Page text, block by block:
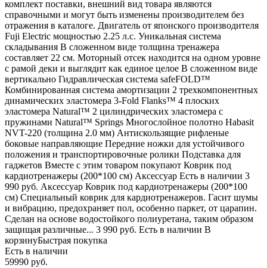
комплект поставки, внешний вид товара являются
справочными и могут быть изменены производителем без
отражения в каталоге. Двигатель от японского производителя
Fuji Electric мощностью 2.25 л.с. Уникальная система
складывания В сложенном виде толщина тренажера
составляет 22 см. Моторный отсек находится на одном уровне
с рамой деки и выглядит как единое целое В сложенном виде
вертикально Гидравлическая система safeFOLD™
Комбинированная система амортизации 2 трехкомпонентных
динамических эластомера 3-Fold Flanks™ 4 плоских
эластомера Natural™ 2 цилиндрических эластомера с
пружинами Natural™ Springs Многослойное полотно Habasit
NVT-220 (толщина 2.0 мм) Антискользящие рифленые
боковые направляющие Передние ножки для устойчивого
положения и транспортировочные ролики Подставка для
гаджетов Вместе с этим товаром покупают Коврик под
кардиотренажеры (200*100 см) Аксессуар Есть в наличии 3
990 руб. Аксессуар Коврик под кардиотренажеры (200*100
см) Специальный коврик для кардиотренажеров. Гасит шумы
и вибрацию, предохраняет пол, особенно паркет, от царапин.
Сделан на основе водостойкого полиуретана, таким образом
защищая различные... 3 990 руб. Есть в наличии В
корзинуБыстрая покупка
Есть в наличии
59990 руб.